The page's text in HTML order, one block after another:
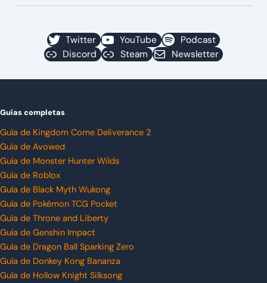
Twitter YouTube
Podcast
Discord
Steam Newsletter
Guías completas
Guía de Kingdom Come Deliverance 2
Guía de Avowed
Guía de Monster Hunter Wilds
Guía de Roblox
Guía de Black Myth Wukong
Guía de Pokémon TCG Pocket
Guía de Throne and Liberty
Guía de Genshin Impact
Guía de Dragon Ball Sparking Zero
Guía de Donkey Kong Bananza
Guía de Hollow Knight Silksong